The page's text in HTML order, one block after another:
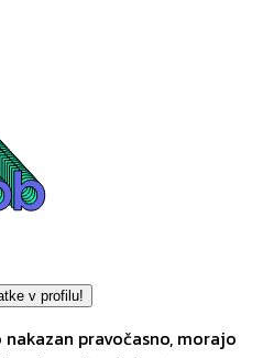
v profilu!
pravočasno, morajo